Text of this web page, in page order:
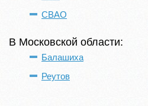
СВАО
В Московской области:
Балашиха
Реутов